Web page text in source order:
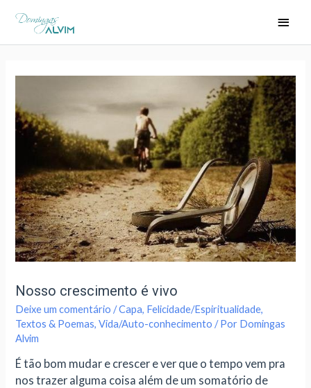
Nosso crescimento é vivo
Deixe um comentário /Capa, Felicidade/Espiritualidade,
Textos & Poemas,Vida/Auto-conhecimento / Por Domingas
Alvim
É tão bom mudar e crescer e ver que o tempo vem pra
nos trazer alguma coisa além de um somatório de